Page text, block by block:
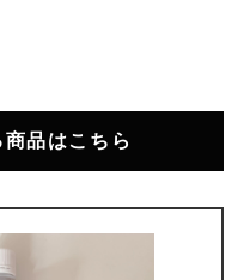
品はこちら